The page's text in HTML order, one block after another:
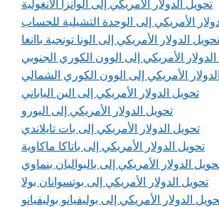
تحويل الدولار الأمريكي إلى الوانزا الأنغولية
تحويل الدولار الأمريكي إلى الونا تونجية باانغا
الأمريكي إلى الوون الكوري الجنوبي
الأمريكي إلى الوون الكوري الشمالي
تحويل الدولار الأمريكي إلى الين الياباني
تحويل الدولار الأمريكي إلى اليورو
تحويل الدولار الأمريكي إلى بات تايلاندي
تحويل الدولار الأمريكي إلى باتاكا ماكاوية
الدولار الأمريكي إلى بالبواليان بنماوي
تحويل الدولار الأمريكي إلى بوتسوانان بولا
الدولار الأمريكي إلى بوليفيانو بوليفيانو